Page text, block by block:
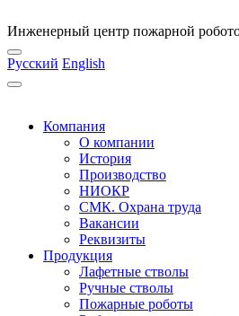
Инженерный центр пожарной
Русский English
Компания
О компании
История
Производство
НИОКР
СМК. Охрана труда
Вакансии
Реквизиты
Продукция
Лафетные стволы
Ручные стволы
Пожарные роботы